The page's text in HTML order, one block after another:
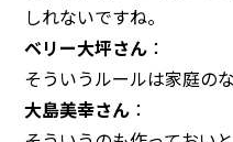
しれないですね。
ベリー大坪さん ：
そういうルールは家庭の
大島美幸さん ：